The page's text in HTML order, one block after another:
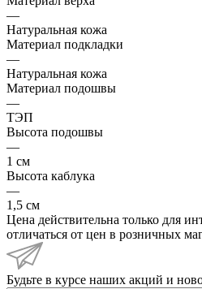
—
Натуральная кожа
Материал подкладки
—
Натуральная кожа
Материал подошвы
—
ТЭП
Высота подошвы
—
1 см
Высота каблука
—
1,5 см
Цена действительна только для
отличаться от цен в розничных
Будьте в курсе наших акций и